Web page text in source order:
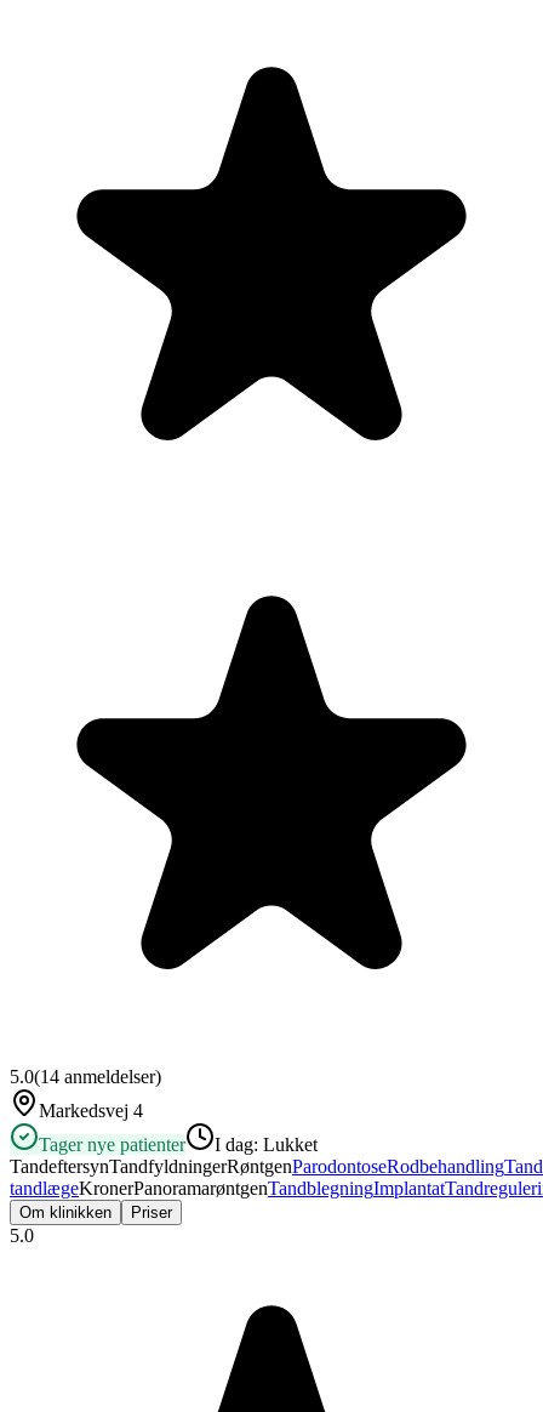
5.0(14 anmeldelser)
Markedsvej 4
Tager nye patienter
I dag: Lukket
TandeftersynTandfyldningerRøntgenParodontoseRodbehandling
tandlægeKronerPanoramarøntgenTandblegningImplantat
Om klinikken Priser
5.0